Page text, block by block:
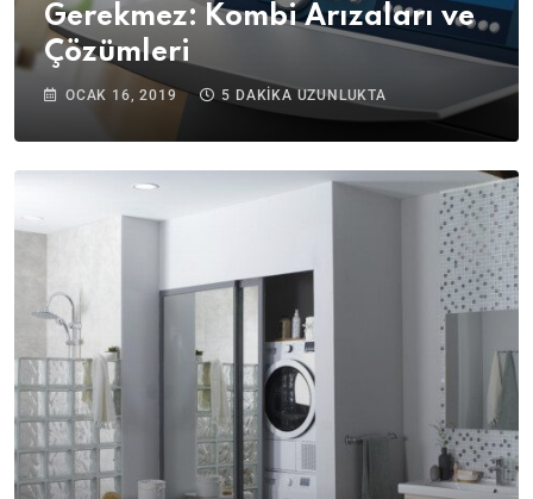
Gerekmez: Kombi Arızaları ve
Çözümleri
OCAK 16, 2019 5 DAKIKA UZUNLUKTA